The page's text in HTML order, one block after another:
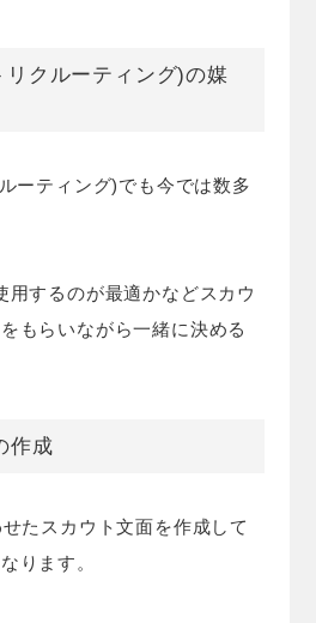
リクルーティング)の媒
ーティング)でも今では数多
用するのが最適かなどスカウ
もらいながら一緒に決める
作成
たスカウト文面を作成して
ります。